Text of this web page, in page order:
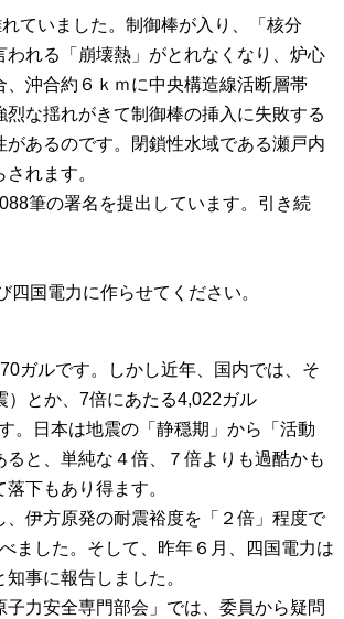
ていました。制御棒が入り、「核分
れる「崩壊熱」がとれなくなり、炉心
沖合約６ｋｍに中央構造線活断層帯
烈な揺れがきて制御棒の挿入に失敗する
あるのです。閉鎖性水域である瀬戸内
れます。
筆の署名を提出しています。引き続
国電力に作らせてください。
ガルです。しかし近年、国内では、そ
）とか、7倍にあたる4,022ガル
。日本は地震の「静穏期」から「活動
と、単純な４倍、７倍よりも過酷かも
下もあり得ます。
伊方原発の耐震裕度を「２倍」程度で
ました。そして、昨年６月、四国電力は
事に報告しました。
力安全専門部会」では、委員から疑問